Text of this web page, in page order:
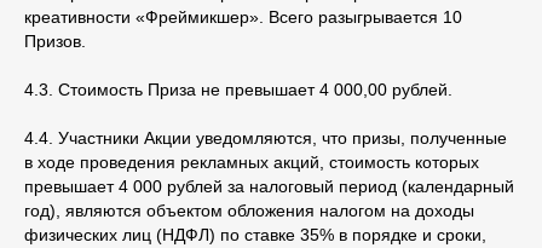
креативности «Фреймикшер». Всего разыгрывается 10
Призов.
4.3. Стоимость Приза не превышает 4 000,00 рублей.
4.4. Участники Акции уведомляются, что призы, полученные
в ходе проведения рекламных акций, стоимость которых
превышает 4 000 рублей за налоговый период (календарный
год), являются объектом обложения налогом на доходы
физических лиц (НДФЛ) по ставке 35% в порядке и сроки,